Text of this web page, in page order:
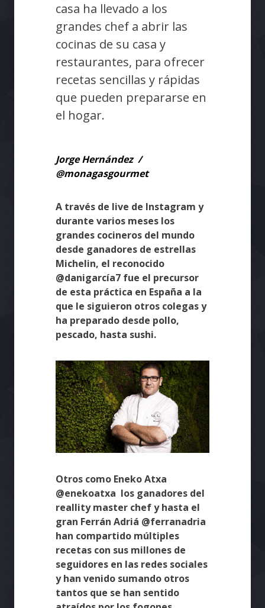
casa ha llevado a los
grandes chef a abrir las
cocinas de su casa y
restaurantes, para ofrecer
recetas sencillas y rápidas
que pueden prepararse en
el hogar.
Jorge Hernández /
@monagasgourmet
A través de live de Instagram y
durante varios meses los
grandes cocineros del mundo
desde ganadores de estrellas
Michelin, el reconocido
@danigarcía7 fue el precursor
de esta práctica en España a la
que le siguieron otros colegas y
ha preparado desde pollo,
pescado, hasta sushi.
Otros como Eneko Atxa
@enekoatxa los ganadores del
reallity master chef y hasta el
gran Ferrán Adriá @ferranadria
han compartido múltiples
recetas con sus millones de
seguidores en las redes sociales
y han venido sumando otros
tantos que se han sentido